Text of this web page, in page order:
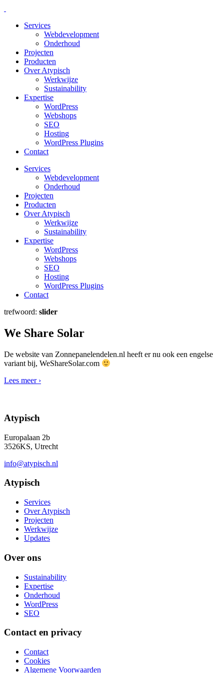
Services
Webdevelopment
Onderhoud
Projecten
Producten
Over Atypisch
Werkwijze
Sustainability
Expertise
WordPress
Webshops
SEO
Hosting
WordPress Plugins
Contact
Services
Webdevelopment
Onderhoud
Projecten
Producten
Over Atypisch
Werkwijze
Sustainability
Expertise
WordPress
Webshops
SEO
Hosting
WordPress Plugins
Contact
trefwoord: slider
We Share Solar
De website van Zonnepanelendelen.nl heeft er nu ook een engelse
variant bij, WeShareSolar.com
Lees meer ›
Atypisch
Europalaan 2b
3526KS, Utrecht
info@atypisch.nl
Atypisch
Services
Over Atypisch
Projecten
Werkwijze
Updates
Over ons
Sustainability
Expertise
Onderhoud
WordPress
SEO
Contact en privacy
Contact
Cookies
Algemene Voorwaarden